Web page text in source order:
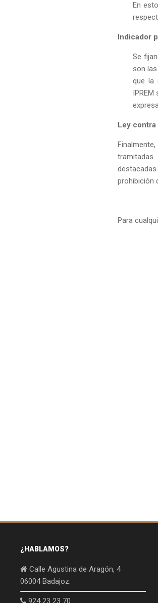
En
Indicador
Se
son
que la
Ley
prohibición
Para
¿HABLAMOS?
Calle Agustina de Aragón, 4
06004 Badajoz.
924 23 23 70